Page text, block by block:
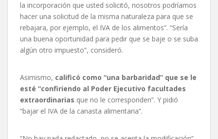
la incorporación que usted solicitó, nosotros podríamos
hacer una solicitud de la misma naturaleza para que se
rebajara, por ejemplo, el IVA de los alimentos”. “Sería
una buena oportunidad para pedir que se baje o se suba
algún otro impuesto”, consideró.
Asimismo, calificó como “una barbaridad” que se le
esté “confiriendo al Poder Ejecutivo facultades
extraordinarias que no le corresponden”. Y pidió
“bajar el IVA de la canasta alimentaria”.